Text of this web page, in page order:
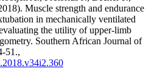
Muscle strength and endurance
in mechanically ventilated
the utility of upper-limb
Southern African Journal of
51.,